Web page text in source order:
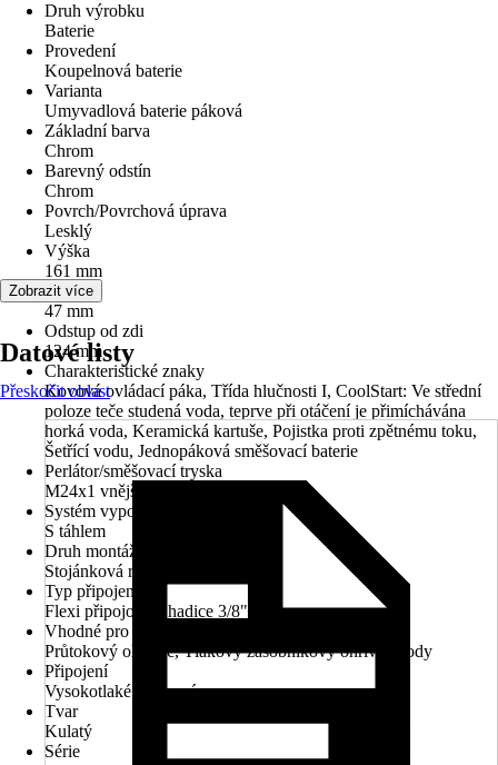
Druh výrobku
Baterie
Provedení
Koupelnová baterie
Varianta
Umyvadlová baterie páková
Základní barva
Chrom
Barevný odstín
Chrom
Povrch/Povrchová úprava
Lesklý
Výška
161 mm
Šířka
47 mm
Odstup od zdi
124 mm
Charakteristické znaky
Kovová ovládací páka, Třída hlučnosti I, CoolStart: Ve střední
poloze teče studená voda, teprve při otáčení je přimíchávána
horká voda, Keramická kartuše, Pojistka proti zpětnému toku,
Šetřící vodu, Jednopáková směšovací baterie
Perlátor/směšovací tryska
M24x1 vnější závit
Systém vypouštění
S táhlem
Druh montáže
Stojánková rychlomontáž
Typ připojení
Flexi připojovací hadice 3/8"
Vhodné pro
Průtokový ohřívač, Tlakový zásobníkový ohřívač vody
Připojení
Vysokotlaké - tlakové
Tvar
Kulatý
Série
Zobrazit více
Datové listy
Přeskočit oblast